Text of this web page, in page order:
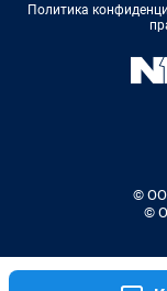
Политика
©
©